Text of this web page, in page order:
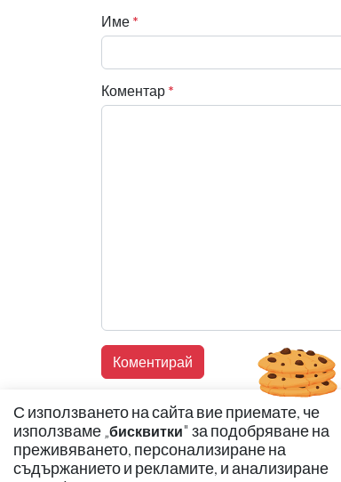
Име *
Коментар *
С използването на сайта вие приемате, че
използваме „бисквитки" за подобряване на
преживяването, персонализиране на
съдържанието и рекламите, и анализиране